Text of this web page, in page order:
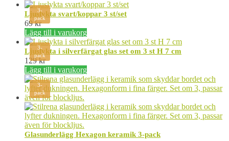
3-
pack
Ljuslykta svart/koppar 3 st/set
69kr
Lägg till i varukorg
3-
pack
Ljuslykta i silverfärgat glas set om 3 st H 7 cm
129kr
Lägg till i varukorg
3-
pack
Glasunderlägg Hexagon keramik 3-pack